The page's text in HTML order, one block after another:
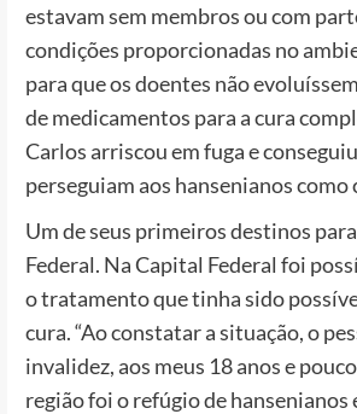
estavam sem membros ou com
condições proporcionadas no
para que os doentes não
de medicamentos para a cura
Carlos arriscou em fuga e
perseguiam aos hansenianos
Um de seus primeiros destinos
Federal. Na Capital Federal foi
o tratamento que tinha sido
cura. “Ao constatar a situação, o
invalidez, aos meus 18 anos e
região foi o refúgio de